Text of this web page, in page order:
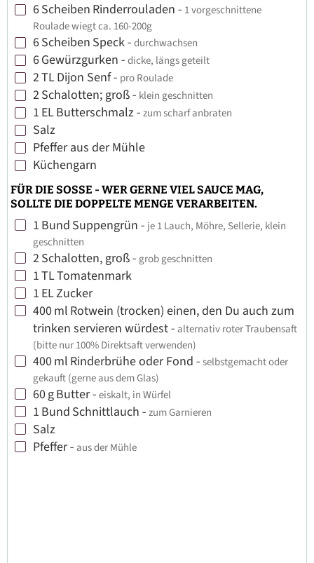
▢
6Scheiben Rinderrouladen - 1 vorgeschnittene
Roulade wiegt ca. 160-200g
▢
6Scheiben Speck - durchwachsen
▢
6Gewürzgurken - dicke, längs geteilt
▢
2TLDijon Senf- pro Roulade
▢
2Schalotten; groß - klein geschnitten
▢
1 ELButterschmalz - zum scharf anbraten
▢
Salz
▢
Pfeffer aus der Mühle
▢
Küchengarn
FÜR DIE SOSSE - WER GERNE VIEL SAUCE MAG,
SOLLTE DIE DOPPELTE MENGE VERARBEITEN.
▢
1 Bund Suppengrün - je 1 Lauch, Möhre, Sellerie, klein
geschnitten
▢
2Schalotten, groß - grob geschnitten
▢
1TLTomatenmark
▢
1 ELZucker
▢
400ml Rotwein (trocken) einen, den Du auch zum
trinken servieren würdest - alternativ roter Traubensaft
(bitte nur 100% Direktsaft verwenden)
▢
400ml Rinderbrühe oder Fond - selbstgemacht oder
gekauft (gerne aus dem Glas)
▢
60gButter- eiskalt, in Würfel
▢
1 Bund Schnittlauch - zum Garnieren
▢
Salz
▢
Pfeffer- aus der Mühle